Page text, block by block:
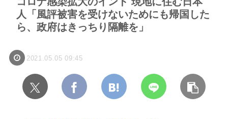
人「風評被害を受けないためにも帰国した
ら、政府はきっちり隔離を」
2021.05.05 09:45